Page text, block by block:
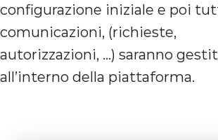
configurazione iniziale e poi
comunicazioni, (richieste,
autorizzazioni, …) saranno
all’interno della piattaforma.